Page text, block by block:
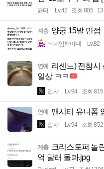
균터 Lv.42 조회 805
계층 양궁 15발 만점
닉네임해야대 Lv.82
연예
리센느) 전참시
일상 ㅋㅋ
입사 Lv.94 조회 815
연예 맨시티 유니폼
입사 Lv.94 조회 852
계층 크리스토퍼 놀
억 달러 돌파.jpg